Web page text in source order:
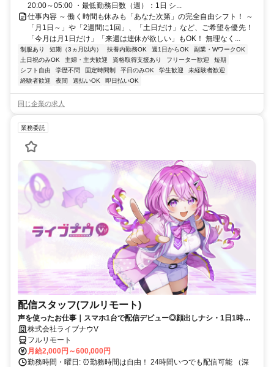
20:00～05:00 ・最低勤務日数（週）：1日 シ...
仕事内容 ～ 働く時間も休みも「あなた次第」の完全自由シフト！ ～
「月1日～」や「2週間に1回」、「土日だけ」など、ご希望を優先！
「今月は月1日だけ」「来週は連休が欲しい」もOK！ 無理なく...
制服あり 短期（3ヵ月以内） 扶養内勤務OK 週1日からOK
副業・WワークOK
土日祝のみOK
主婦・主夫歓迎 資格取得支援あり フリーター歓迎
短期
シフト自由
学歴不問 固定時間制 平日のみOK 学生歓迎
未経験者歓迎
経験者歓迎
夜間 週払いOK 即日払いOK
同じ企業の求人
業務委託
配信スタッフ(フルリモート)
声を使ったお仕事｜スマホ1台で配信デビュー◎顔出しナシ・1日1時間
～OK♪
株式会社ライブナウV
フルリモート
月給2,000円～600,000円
勤務時間・曜日: ⏰勤務時間は自由！ 24時間いつでも配信可能 （深